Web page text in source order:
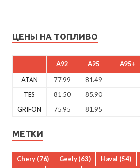
ЦЕНЫ НА ТОПЛИВО
A92 A95 A95+
ATAN 77.99 81.49
TES
81.50 85.90
GRIFON
75.95 81.95
МЕТКИ
Chery (76) Geely (63) Haval (54)